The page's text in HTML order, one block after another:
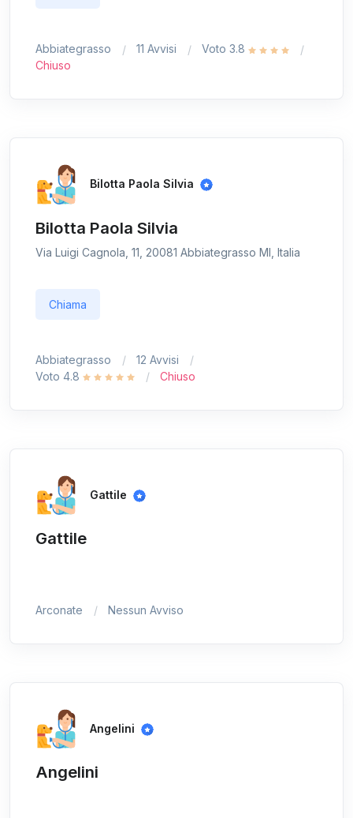
Abbiategrasso 11 Avvisi
Voto 3.8
Chiuso
Bilotta Paola Silvia
Bilotta Paola Silvia
Via Luigi Cagnola, 11, 20081 Abbiategrasso MI, Italia
Chiama
Abbiategrasso
12 Avvisi
Voto 4.8
Chiuso
Gattile
Gattile
Arconate Nessun Avviso
Angelini
Angelini